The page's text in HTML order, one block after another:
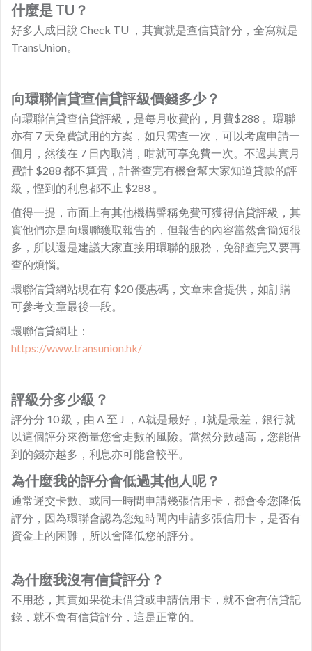
什麼是 TU？
好多人成日說 Check TU ，其實就是查信貸評分，全寫就是
TransUnion。
向環聯信貸查信貸評級價錢多少？
向環聯信貸查信貸評級，是每月收費的，月費$288 。環聯
亦有 7 天免費試用的方案，如只需查一次，可以考慮申請一
個月，然後在 7 日內取消，咁就可享免費一次。不過其實月
費計 $288 都不算貴，計番查完有機會幫大家知道貸款的評
級，慳到的利息都不止 $288 。
值得一提，市面上有其他機構聲稱免費可獲得信貸評級，其
實他們亦是向環聯獲取報告的，但報告的內容當然會簡短很
多，所以還是建議大家直接用環聯的服務，免郤查完又要再
查的煩惱。
環聯信貸網站現在有 $20 優惠碼，文章末會提供，如訂購
可參考文章最後一段。
環聯信貸網址：
https://www.transunion.hk/
評級分多少級？
評分分 10 級，由 A 至 J ，A就是最好，J就是最差，銀行就
以這個評分來衡量您會走數的風險。當然分數越高，您能借
到的錢亦越多，利息亦可能會較平。
為什麼我的評分會低過其他人呢？
通常遲交卡數、或同一時間申請幾張信用卡，都會令您降低
評分，因為環聯會認為您短時間內申請多張信用卡，是否有
資金上的困難，所以會降低您的評分。
為什麼我沒有信貸評分？
不用愁，其實如果從未借貸或申請信用卡，就不會有信貸記
錄，就不會有信貸評分，這是正常的。